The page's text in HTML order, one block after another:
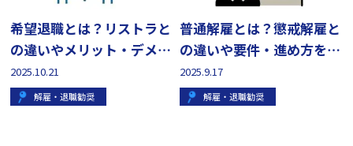
希望退職とは？リストラと
の違いやメリット・デメリ
ットを解説
2025.10.21
解雇・退職勧奨
普通解雇とは？懲戒解雇と
の違いや要件・進め方を解
説
2025.9.17
解雇・退職勧奨